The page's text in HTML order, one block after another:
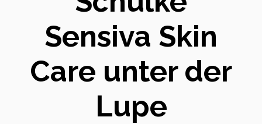
Sensiva Skin
Care unter der
Lupe